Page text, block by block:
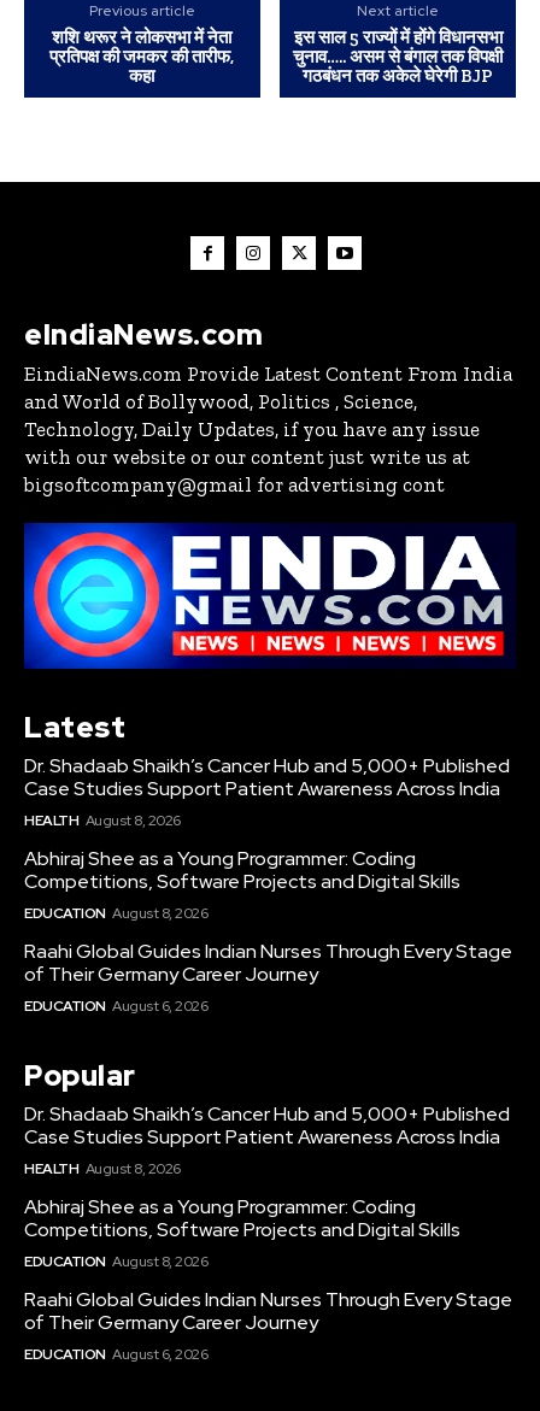
Previous article
शशि थरूर ने लोकसभा में नेता
प्रतिपक्ष की जमकर की तारीफ,
कहा
Next article
इस साल 5 राज्यों में होंगे विधानसभा
चुनाव….. असम से बंगाल तक विपक्षी
गठबंधन तक अकेले घेरेगी BJP
eIndiaNews.com
EindiaNews.com Provide Latest Content From India
and World of Bollywood, Politics , Science,
Technology, Daily Updates, if you have any issue
with our website or our content just write us at
bigsoftcompany@gmail for advertising cont
Latest
Dr. Shadaab Shaikh’s Cancer Hub and 5,000+ Published
Case Studies Support Patient Awareness Across India
HEALTH August 8, 2026
Abhiraj Shee as a Young Programmer: Coding
Competitions, Software Projects and Digital Skills
EDUCATION August 8, 2026
Raahi Global Guides Indian Nurses Through Every Stage
of Their Germany Career Journey
EDUCATION August 6, 2026
Popular
Dr. Shadaab Shaikh’s Cancer Hub and 5,000+ Published
Case Studies Support Patient Awareness Across India
HEALTH August 8, 2026
Abhiraj Shee as a Young Programmer: Coding
Competitions, Software Projects and Digital Skills
EDUCATION August 8, 2026
Raahi Global Guides Indian Nurses Through Every Stage
of Their Germany Career Journey
EDUCATION August 6, 2026